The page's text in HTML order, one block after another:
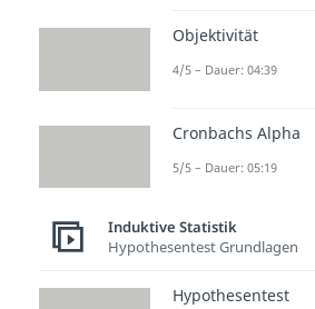
Logistische
einfach
zur
Die logistische
verwendest, um ein
Kriterium
Objektivität
4/5 – Dauer: 04:39
Cronbachs Alpha
5/5 – Dauer: 05:19
Induktive Statistik
Hypothesentest Grundlagen
Hypothesentest